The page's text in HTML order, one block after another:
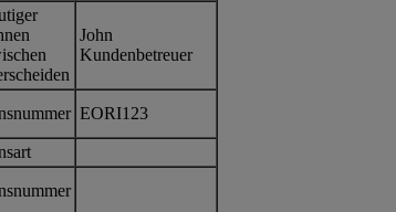
John
Kundenbetreuer
EORI123